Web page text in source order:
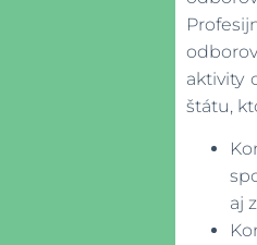
aktivity
štátu,
aj